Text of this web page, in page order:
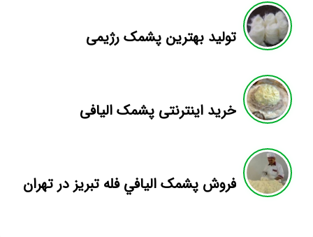
تولید بهترین پشمک رژیمی
خرید اینترنتی پشمک الیافی
فروش پشمک اليافي فله تبريز در تهران